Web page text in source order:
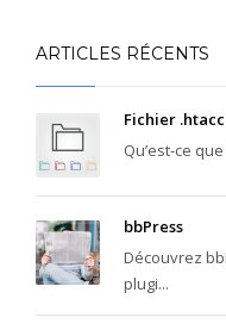
ARTICLES RÉCENTS
Fichier
Qu’est-ce
bbPress
Découvrez
plugi...